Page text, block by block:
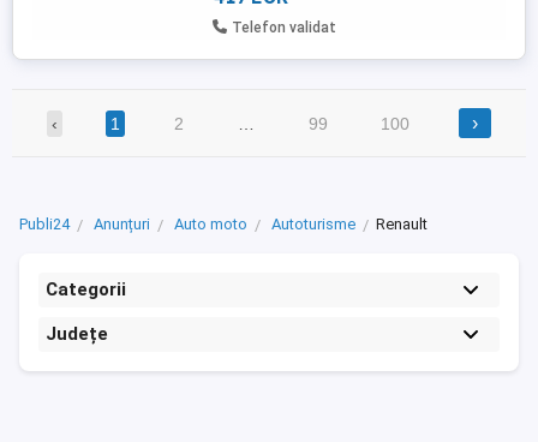
Telefon validat
‹ 1 2 99 100 ›
Publi24 Anunțuri Auto moto Autoturisme Renault
Categorii
Județe